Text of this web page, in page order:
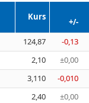
Kurs
+/-
124,87
-0,13
2,10
±0,00
3,110
-0,010
2,40
±0,00